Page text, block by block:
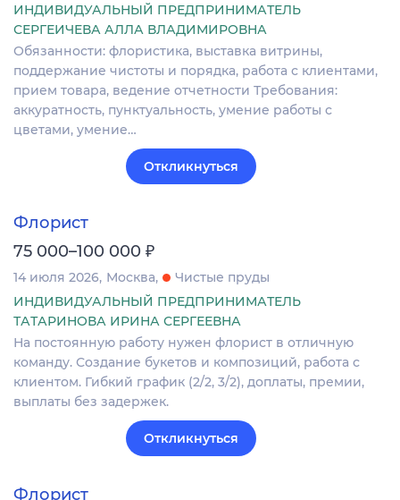
ИНДИВИДУАЛЬНЫЙ ПРЕДПРИНИМАТЕЛЬ
СЕРГЕИЧЕВА АЛЛА ВЛАДИМИРОВНА
Обязанности: флористика, выставка витрины,
поддержание чистоты и порядка, работа с клиентами,
прием товара, ведение отчетности Требования:
аккуратность, пунктуальность, умение работы с
цветами, умение…
Откликнуться
Флорист
75 000–100 000 ₽
14 июля 2026 Москва
Чистые пруды
ИНДИВИДУАЛЬНЫЙ ПРЕДПРИНИМАТЕЛЬ
ТАТАРИНОВА ИРИНА СЕРГЕЕВНА
На постоянную работу нужен флорист в отличную
команду. Создание букетов и композиций, работа с
клиентом. Гибкий график (2/2, 3/2), доплаты, премии,
выплаты без задержек.
Откликнуться
Флорист